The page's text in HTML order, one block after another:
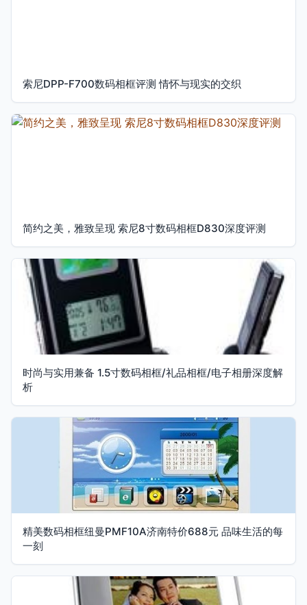
索尼DPP-F700数码相框评测 情怀与现实的交织
简约之美，雅致呈现 索尼8寸数码相框D830深度评测
时尚与实用兼备 1.5寸数码相框/礼品相框/电子相册深度解
析
精美数码相框纽曼PMF10A济南特价688元 品味生活的每
一刻